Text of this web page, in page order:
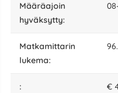
määräajoin
hyväksytty:
matkamittarin
lukema:
: €